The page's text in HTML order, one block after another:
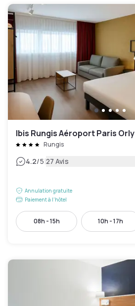
Ibis Rungis Aéroport Paris Orly
Rungis
4.2/5|27 Avis
Annulation gratuite
Paiement à l'hôtel
08h - 15h 10h - 17h